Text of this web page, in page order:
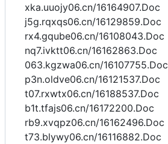
xka.uuojy06.cn/16164907.Doc
j5g.rqxqs06.cn/16129859.Doc
rx4.gqube06.cn/16108043.Doc
nq7.ivktt06.cn/16162863.Doc
063.kgzwa06.cn/16107755.Doc
p3n.oldve06.cn/16121537.Doc
t07.rxwtx06.cn/16188537.Doc
b1t.tfajs06.cn/16172200.Doc
rb9.xvqpz06.cn/16162496.Doc
t73.blywy06.cn/16116882.Doc